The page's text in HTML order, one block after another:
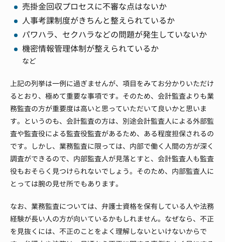
売掛金回収プロセスに不審な点はないか
人事考課制度がきちんと整えられているか
パワハラ、セクハラなどの問題が発生していないか
機密情報管理体制が整えられているか
など
上記の列挙は一例に過ぎませんが、項目をみてお分かりいただけ
るとおり、極めて重要な事項です。 そのため、会計監査よりも業
務監査の方が重要度は高いと思っていただいて良いかと思いま
す。 というのも、会計監査の方は、別途会計監査人による外部監
査や監査役による監査役監査があるため、ある程度担保されるの
です。
しかし、業務監査に限っては、内部で働く人間の方が深く
調査ができるので、内部監査人が見落とすと、会計監査人も監査
役もおそらく見つけられないでしょう。 そのため、内部監査人に
とっては腕の見せ所でもあります。
なお、業務監査については、弁護士資格を保有している人や法務
経験が長い人の方が向いているかもしれません。 なぜなら、不正
を見抜くには、不正のことをよく理解しないといけないからで